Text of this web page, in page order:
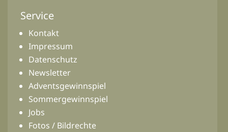
Service
Kontakt
Impressum
Datenschutz
Newsletter
Adventsgewinnspiel
Sommergewinnspiel
Jobs
Fotos / Bildrechte